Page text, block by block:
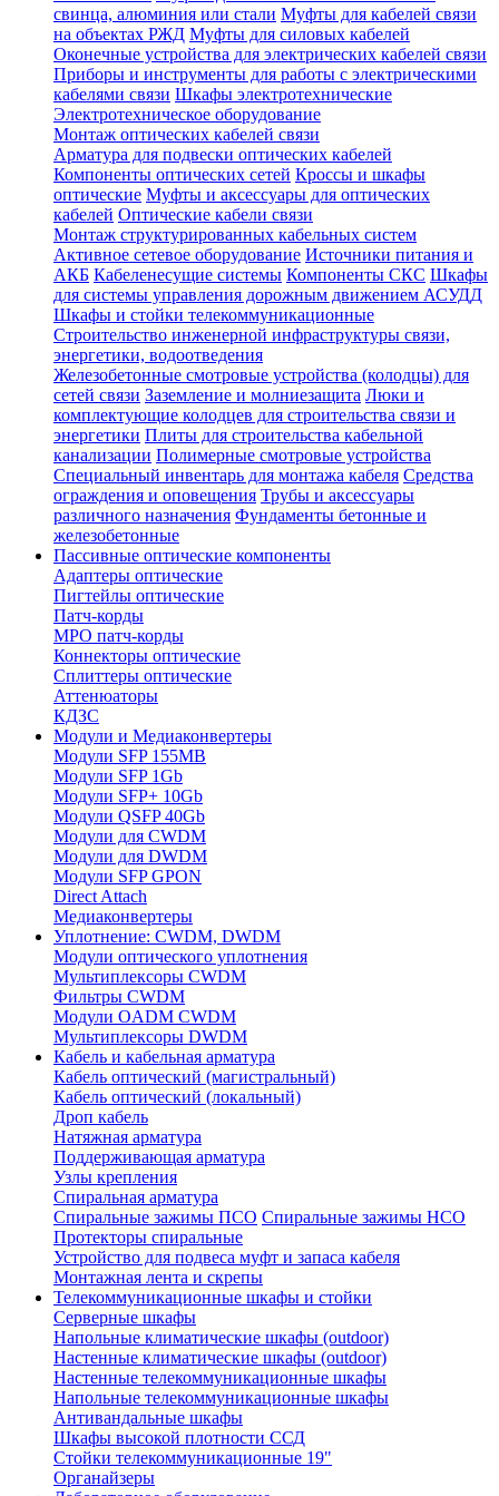
свинца, алюминия или стали Муфты для кабелей связи
на объектах РЖД Муфты для силовых кабелей
Оконечные устройства для электрических кабелей связи
Приборы и инструменты для работы с электрическими
кабелями связи Шкафы электротехнические
Электротехническое оборудование
Монтаж оптических кабелей связи
Арматура для подвески оптических кабелей
Компоненты оптических сетей Кроссы и шкафы
оптические Муфты и аксессуары для оптических
кабелей Оптические кабели связи
Монтаж структурированных кабельных систем
Активное сетевое оборудование Источники питания и
АКБ Кабеленесущие системы Компоненты СКС Шкафы
для системы управления дорожным движением АСУДД
Шкафы и стойки телекоммуникационные
Строительство инженерной инфраструктуры связи,
энергетики, водоотведения
Железобетонные смотровые устройства (колодцы) для
сетей связи Заземление и молниезащита Люки и
комплектующие колодцев для строительства связи и
энергетики Плиты для строительства кабельной
канализации Полимерные смотровые устройства
Специальный инвентарь для монтажа кабеля Средства
ограждения и оповещения Трубы и аксессуары
различного назначения Фундаменты бетонные и
железобетонные
Пассивные оптические компоненты
Адаптеры оптические
Пигтейлы оптические
Патч-корды
MPO патч-корды
Коннекторы оптические
Сплиттеры оптические
Аттенюаторы
КДЗС
Модули и Медиаконвертеры
Модули SFP 155MB
Модули SFP 1Gb
Модули SFP+ 10Gb
Модули QSFP 40Gb
Модули для CWDM
Модули для DWDM
Модули SFP GPON
Direct Attach
Медиаконвертеры
Уплотнение: CWDM, DWDM
Модули оптического уплотнения
Мультиплексоры CWDM
Фильтры CWDM
Модули OADM CWDM
Мультиплексоры DWDM
Кабель и кабельная арматура
Кабель оптический (магистральный)
Кабель оптический (локальный)
Дроп кабель
Натяжная арматура
Поддерживающая арматура
Узлы крепления
Спиральная арматура
Спиральные зажимы ПСО Спиральные зажимы НСО
Протекторы спиральные
Устройство для подвеса муфт и запаса кабеля
Монтажная лента и скрепы
Телекоммуникационные шкафы и стойки
Серверные шкафы
Напольные климатические шкафы (outdoor)
Настенные климатические шкафы (outdoor)
Настенные телекоммуникационные шкафы
Напольные телекоммуникационные шкафы
Антивандальные шкафы
Шкафы высокой плотности ССД
Стойки телекоммуникационные 19"
Органайзеры